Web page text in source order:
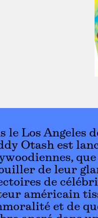
le Los Angeles
Otash est
de leur
de
américain
et de